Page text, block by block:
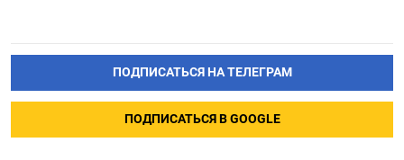
ПОДПИСАТЬСЯ НА ТЕЛЕГРАМ
ПОДПИСАТЬСЯ В GOOGLE